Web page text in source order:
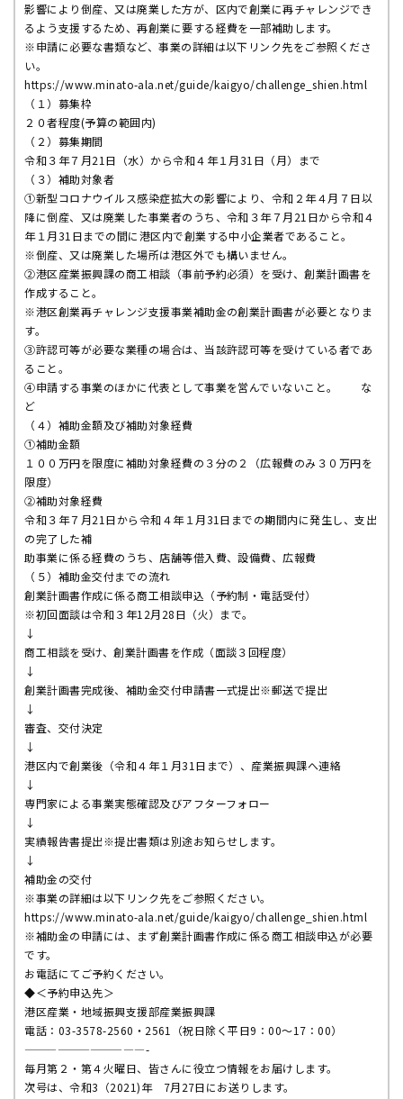
影響により倒産、 又は廃業した方が、 区内で創業に再チャレンジでき
るよう支援するため、再創業に要する経費を一部補助します。
※申請に必要な書類など、事業の詳細は以下リンク先をご参照くださ
い。
https://www.minato-ala.net/guide/kaigyo/challenge_shien.html
（１）募集枠
２０者程度(予算の範囲内)
（２）募集期間
令和３年７月21日（水）から令和４年１月31日（月）まで
（３）補助対象者
①新型コロナウイルス感染症拡大の影響により、 令和２年４月７日以
降に倒産、又は廃業した事業者のうち、 令和３年７月21日から令和４
年１月31日までの間に港区内で創業する中小企業者であること。
※倒産、又は廃業した場所は港区外でも構いません。
②港区産業振興課の商工相談（事前予約必須）を受け、創業計画書を
作成すること。
※港区創業再チャレンジ支援事業補助金の創業計画書が必要となりま
す。
③許認可等が必要な業種の場合は、 当該許認可等を受けている者であ
ること。
④申請する事業のほかに代表として事業を営んでいないこと。 な
ど
（４）補助金額及び補助対象経費
①補助金額
１００万円を限度に補助対象経費の３分の２（広報費のみ３０万円を
限度）
②補助対象経費
令和３年７月21日から令和４年１月31日までの期間内に発生し、支出
の完了した補
助事業に係る経費のうち、店舗等借入費、設備費、広報費
（５）補助金交付までの流れ
創業計画書作成に係る商工相談申込（予約制・電話受付）
※初回面談は令和３年12月28日（火）まで。
↓
商工相談を受け、創業計画書を作成（面談３回程度）
↓
創業計画書完成後、補助金交付申請書一式提出※郵送で提出
↓
審査、交付決定
↓
港区内で創業後（令和４年１月31日まで）、産業振興課へ連絡
↓
専門家による事業実態確認及びアフターフォロー
↓
実績報告書提出※提出書類は別途お知らせします。
↓
補助金の交付
※事業の詳細は以下リンク先をご参照ください。
https://www.minato-ala.net/guide/kaigyo/challenge_shien.html
※補助金の申請には、
まず創業計画書作成に係る商工相談申込が必要
です。
お電話にてご予約ください。
◆＜予約申込先＞
港区産業・地域振興支援部産業振興課
電話：03-3578-2560・2561（祝日除く平日9：00～17：00）
———————————-
毎月第２・第４火曜日、皆さんに役立つ情報をお届けします。
次号は、令和3（2021)年 7月27日にお送りします。